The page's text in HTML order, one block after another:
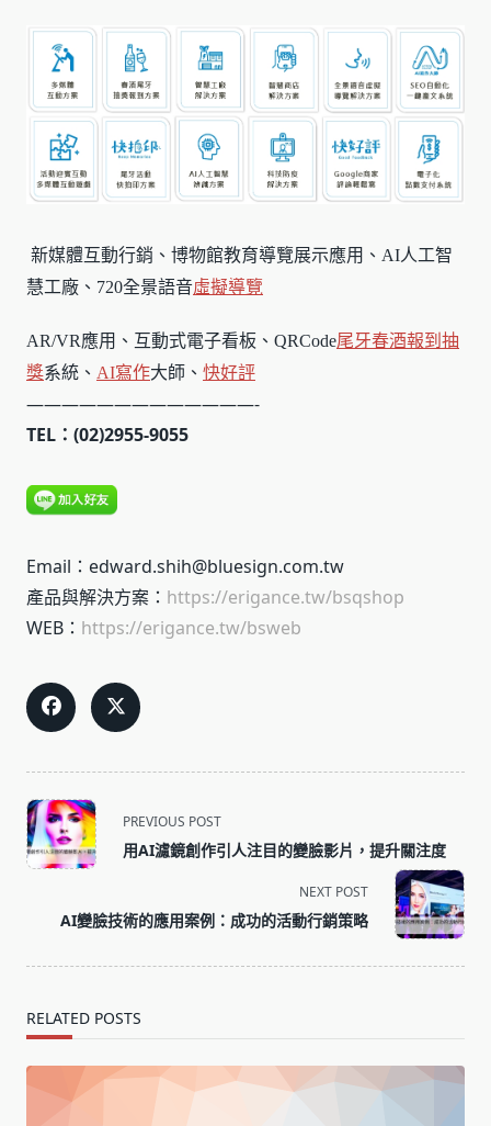
新媒體互動行銷、博物館教育導覽展示應用、AI人工智
慧工廠、720全景語音虛擬導覽
AR/VR應用、互動式電子看板、QRCode尾牙春酒報到 抽
獎系統、 AI寫作大師、 快好評
—————————————-
TEL：(02)2955-9055
Email：edward.shih@bluesign.com.tw
產品與解決方案： https://erigance.tw/bsqshop
WEB： https://erigance.tw/bsweb
<span
class="nav-
subtitle
reader-
PREVIOUS POST
用AI濾鏡創作引人注目的變臉影片，提升關注度
NEXT POST
AI變臉技術的應用案例：成功的活動行銷策略
RELATED POSTS